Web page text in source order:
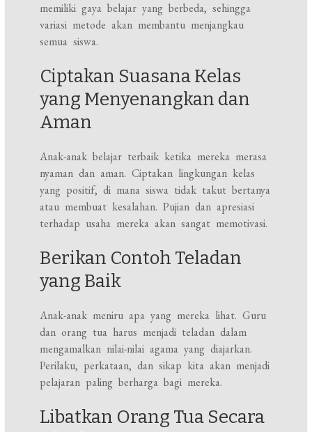
memiliki gaya belajar yang berbeda, sehingga
variasi metode akan membantu menjangkau
semua siswa.
Ciptakan Suasana Kelas
yang Menyenangkan dan
Aman
Anak-anak belajar terbaik ketika mereka merasa
nyaman dan aman. Ciptakan lingkungan kelas
yang positif, di mana siswa tidak takut bertanya
atau membuat kesalahan. Pujian dan apresiasi
terhadap usaha mereka akan sangat memotivasi.
Berikan Contoh Teladan
yang Baik
Anak-anak meniru apa yang mereka lihat. Guru
dan orang tua harus menjadi teladan dalam
mengamalkan nilai-nilai agama yang diajarkan.
Perilaku, perkataan, dan sikap kita akan menjadi
pelajaran paling berharga bagi mereka.
Libatkan Orang Tua Secara